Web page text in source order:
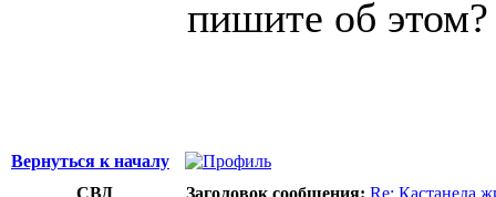
пишите об этом?
Вернуться к началу
СВД
Заголовок сообщения: Re: Кастанеда